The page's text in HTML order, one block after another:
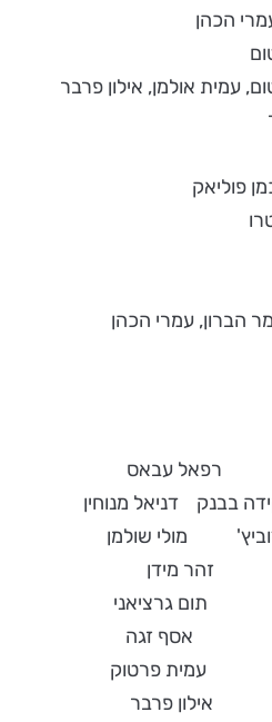
הכהן
עמית אולמן, אילון פרבר
פוליאק
הברון, עמרי הכהן
עבאס
בבנק דניאל מנוחין
מולי שולמן
מידן
תום גרציאני
אסף זגה
עמית פרטוק
פרבר